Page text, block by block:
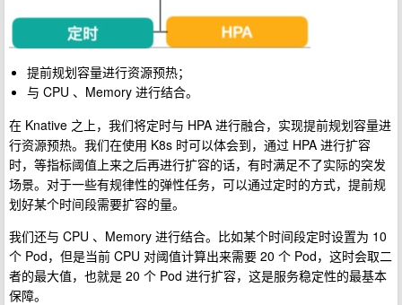
提前规划容量进行资源预热；
与 CPU 、Memory 进行结合。
在 Knative 之上，我们将定时与 HPA 进行融合，实现提前规划容量进
行资源预热。我们在使用 K8s 时可以体会到，通过 HPA 进行扩容
时，等指标阈值上来之后再进行扩容的话，有时满足不了实际的突发
场景。对于一些有规律性的弹性任务，可以通过定时的方式，提前规
划好某个时间段需要扩容的量。
我们还与 CPU 、Memory 进行结合。比如某个时间段定时设置为 10
个 Pod，但是当前 CPU 对阈值计算出来需要 20 个 Pod，这时会取二
者的最大值，也就是 20 个 Pod 进行扩容，这是服务稳定性的最基本
保障。